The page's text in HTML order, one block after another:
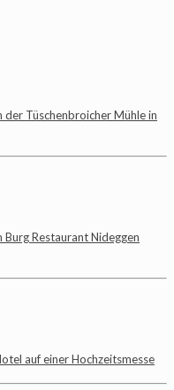
Tüschenbroicher Mühle in
Restaurant Nideggen
auf einer Hochzeitsmesse